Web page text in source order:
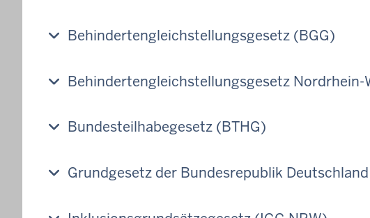
Behindertengleichstellungsgesetz (BGG)
Behindertengleichstellungsgesetz Nordrhein-
Bundesteilhabegesetz (BTHG)
Grundgesetz der Bundesrepublik Deutschland